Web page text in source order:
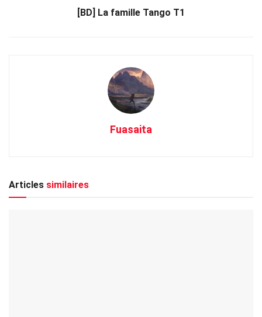
[BD] La famille Tango T1
Fuasaita
Articles similaires